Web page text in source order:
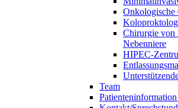
Onkologische
Chirurgie von
Nebenniere
HIPEC-
Team